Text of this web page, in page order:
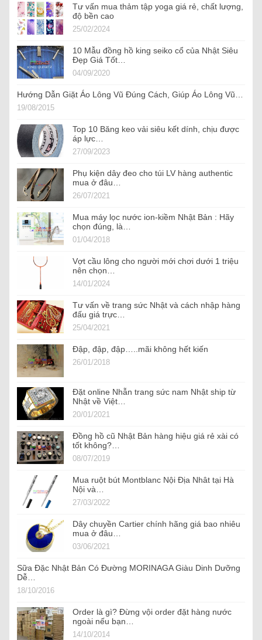
Tư vấn mua thảm tập yoga giá rẻ, chất lượng,
độ bền cao
25/02/2024
10 Mẫu đồng hồ king seiko cổ của Nhật Siêu
Đẹp Giá Tốt…
04/09/2020
Hướng Dẫn Giặt Áo Lông Vũ Đúng Cách, Giúp Áo Lông Vũ…
19/08/2015
Top 10 Băng keo vải siêu kết dính, chịu được
áp lực…
27/09/2023
Phụ kiện dây đeo cho túi LV hàng authentic
mua ở đâu…
26/07/2021
Mua máy lọc nước ion-kiềm Nhật Bản : Hãy
chọn đúng, là…
01/04/2018
Vợt cầu lông cho người mới chơi dưới 1 triệu
nên chọn…
14/01/2024
Tư vấn về trang sức Nhật và cách nhập hàng
đấu giá trực…
25/04/2021
Đập, đập, đập…..mãi không hết kiến
26/01/2018
Đặt online Nhẫn trang sức nam Nhật ship từ
Nhật về Việt…
20/01/2021
Đồng hồ cũ Nhật Bản hàng hiệu giá rẻ xài có
tốt không?…
08/07/2019
Mua ruột bút Montblanc Nội Địa Nhât tại Hà
Nội và…
27/03/2022
Dây chuyền Cartier chính hãng giá bao nhiêu
mua ở đâu…
03/06/2021
Sữa Đặc Nhật Bản Có Đường MORINAGA Giàu Dinh Dưỡng
Dễ…
18/10/2016
Order là gì? Đừng vội order đặt hàng nước
ngoài nếu bạn…
14/10/2014